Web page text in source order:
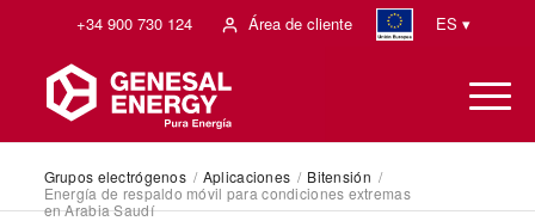
+34 900 730 124 Área de cliente ES ▾
Grupos electrógenos / Aplicaciones / Bitensión /
Energía de respaldo móvil para condiciones extremas
en Arabia Saudí